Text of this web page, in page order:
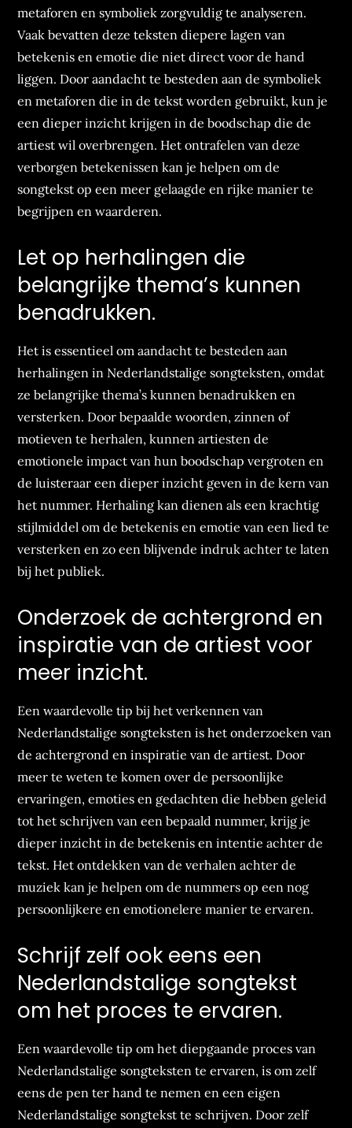
metaforen en symboliek zorgvuldig te analyseren.
Vaak bevatten deze teksten diepere lagen van
betekenis en emotie die niet direct voor de hand
liggen. Door aandacht te besteden aan de symboliek
en metaforen die in de tekst worden gebruikt, kun je
een dieper inzicht krijgen in de boodschap die de
artiest wil overbrengen. Het ontrafelen van deze
verborgen betekenissen kan je helpen om de
songtekst op een meer gelaagde en rijke manier te
begrijpen en waarderen.
Let op herhalingen die
belangrijke thema’s kunnen
benadrukken.
Het is essentieel om aandacht te besteden aan
herhalingen in Nederlandstalige songteksten, omdat
ze belangrijke thema’s kunnen benadrukken en
versterken. Door bepaalde woorden, zinnen of
motieven te herhalen, kunnen artiesten de
emotionele impact van hun boodschap vergroten en
de luisteraar een dieper inzicht geven in de kern van
het nummer. Herhaling kan dienen als een krachtig
stijlmiddel om de betekenis en emotie van een lied te
versterken en zo een blijvende indruk achter te laten
bij het publiek.
Onderzoek de achtergrond en
inspiratie van de artiest voor
meer inzicht.
Een waardevolle tip bij het verkennen van
Nederlandstalige songteksten is het onderzoeken van
de achtergrond en inspiratie van de artiest. Door
meer te weten te komen over de persoonlijke
ervaringen, emoties en gedachten die hebben geleid
tot het schrijven van een bepaald nummer, krijg je
dieper inzicht in de betekenis en intentie achter de
tekst. Het ontdekken van de verhalen achter de
muziek kan je helpen om de nummers op een nog
persoonlijkere en emotionelere manier te ervaren.
Schrijf zelf ook eens een
Nederlandstalige songtekst
om het proces te ervaren.
Een waardevolle tip om het diepgaande proces van
Nederlandstalige songteksten te ervaren, is om zelf
eens de pen ter hand te nemen en een eigen
Nederlandstalige songtekst te schrijven. Door zelf